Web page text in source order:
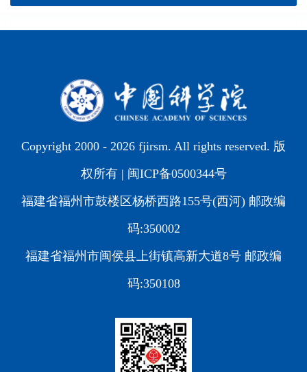
Copyright 2000 - 2026 fjirsm. All rights reserved. 版
权所有 | 闽ICP备0500344号
福建省福州市鼓楼区杨桥西路155号(西河) 邮政编
码:350002
福建省福州市闽侯县上街镇高新大道8号 邮政编
码:350108